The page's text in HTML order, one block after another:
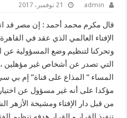
admin 21 نوفمبر، 2017
الإفتاء العالمي الذي عقد في
وتحركنا لتنظيم وضع المسؤولية عن
التي تصدر عن أشخاص غير مؤهلين ،
المساء ” المذاع على قناة” إم بي
مؤكدا على أنه غير مسؤول عن اختيار
من قبل دار الإفتاء ومشيخة